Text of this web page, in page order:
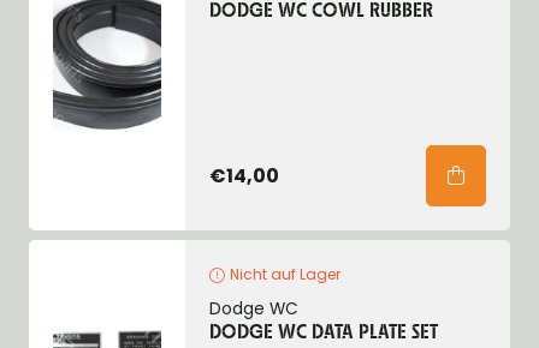
DODGE WC COWL RUBBER
€14,00
Nicht auf Lager
Dodge WC
DODGE WC DATA PLATE SET